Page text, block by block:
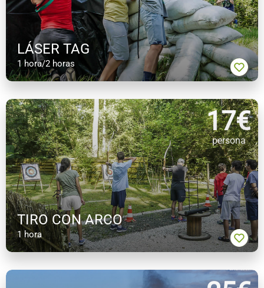
LÁSER TAG
1 hora/2 horas
17€
persona
TIRO CON ARCO
1 hora